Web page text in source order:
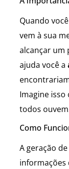
Quando
vem à sua
alcançar um
ajuda você a
Imagine isso
todos
Como
A geração
informações